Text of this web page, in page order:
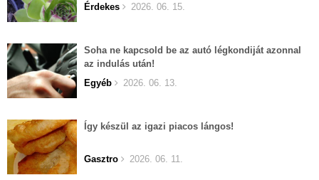
Érdekes 2026. 06. 15.
Soha ne kapcsold be az autó légkondiját azonnal
az indulás után!
Egyéb
2026. 06. 13.
Így készül az igazi piacos lángos!
Gasztro 2026. 06. 11.